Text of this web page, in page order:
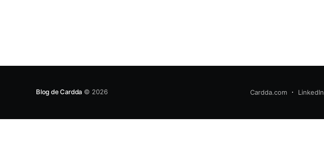
Blog de Cardda © 2026 Cardda.com LinkedIn